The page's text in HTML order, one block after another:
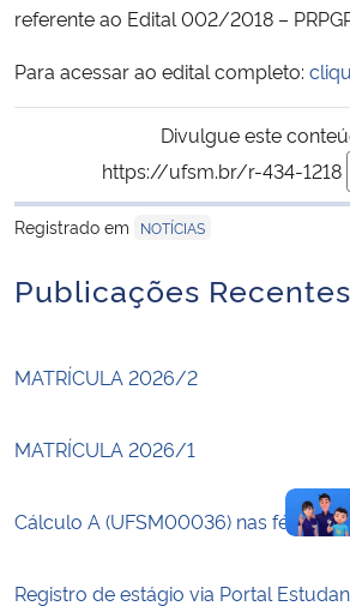
Controladoria-Geral da União
Ministério da Mulher, da Família e dos Direitos
Secretaria-Geral
Secretaria de Governo
Gabinete de Segurança Institucional
referente ao Edital 002/2018 –
Para acessar ao edital completo:
Divulgue este
https://ufsm.br/r-434-1218
Registrado em
NOTÍCIAS
Publicações Recentes
MATRÍCULA 2026/2
MATRÍCULA 2026/1
Cálculo A (UFSM00036) nas férias!
Registro de estágio via Portal